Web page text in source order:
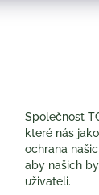
Společnost
které nás
ochrana
aby našich
uživateli.